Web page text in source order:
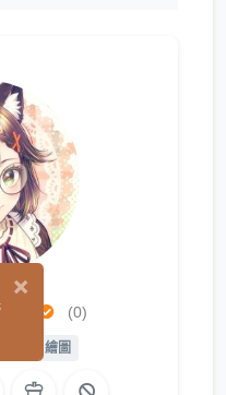
(0)
L2D 繪圖
×